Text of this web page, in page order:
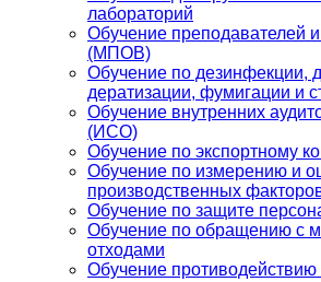
лабораторий
Обучение преподавателей
(МПОВ)
Обучение по дезинфекции,
дератизации, фумигации и
Обучение внутренних
(ИСО)
Обучение по экспортному
Обучение по измерению и
производственных
Обучение по защите
Обучение по обращению с
отходами
Обучение противодействию